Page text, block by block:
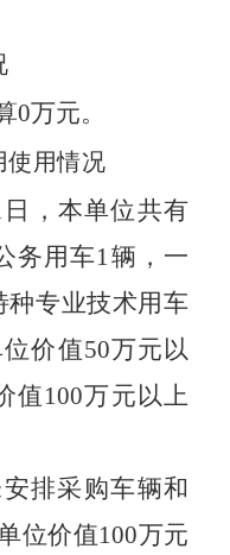
0万元。
使用情况
日，本单位共有
务用车1辆，一
种专业技术用车
价值50万元以
值100万元以上
排采购车辆和
位价值100万元